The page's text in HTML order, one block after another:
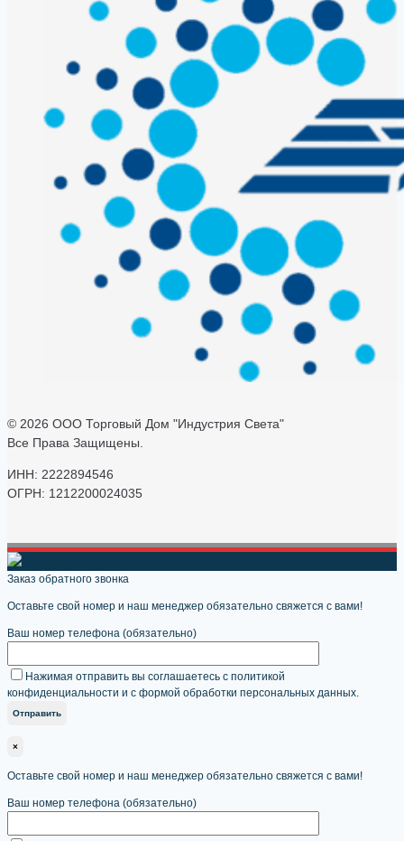
© 2026 ООО Торговый Дом "Индустрия Света"
Все Права Защищены.
ИНН: 2222894546
ОГРН: 1212200024035
Заказ обратного звонка
Оставьте свой номер и наш менеджер обязательно свяжется с вами!
Ваш номер телефона (обязательно)
Нажимая отправить вы соглашаетесь с политикой
конфиденциальности и с формой обработки персональных данных.
×
Оставьте свой номер и наш менеджер обязательно свяжется с вами!
Ваш номер телефона (обязательно)